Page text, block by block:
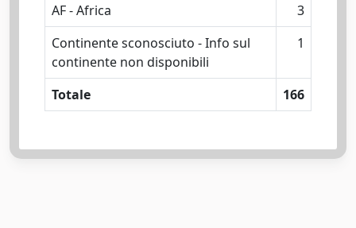
AF - Africa
3
Continente sconosciuto - Info sul
continente non disponibili
1
Totale 166